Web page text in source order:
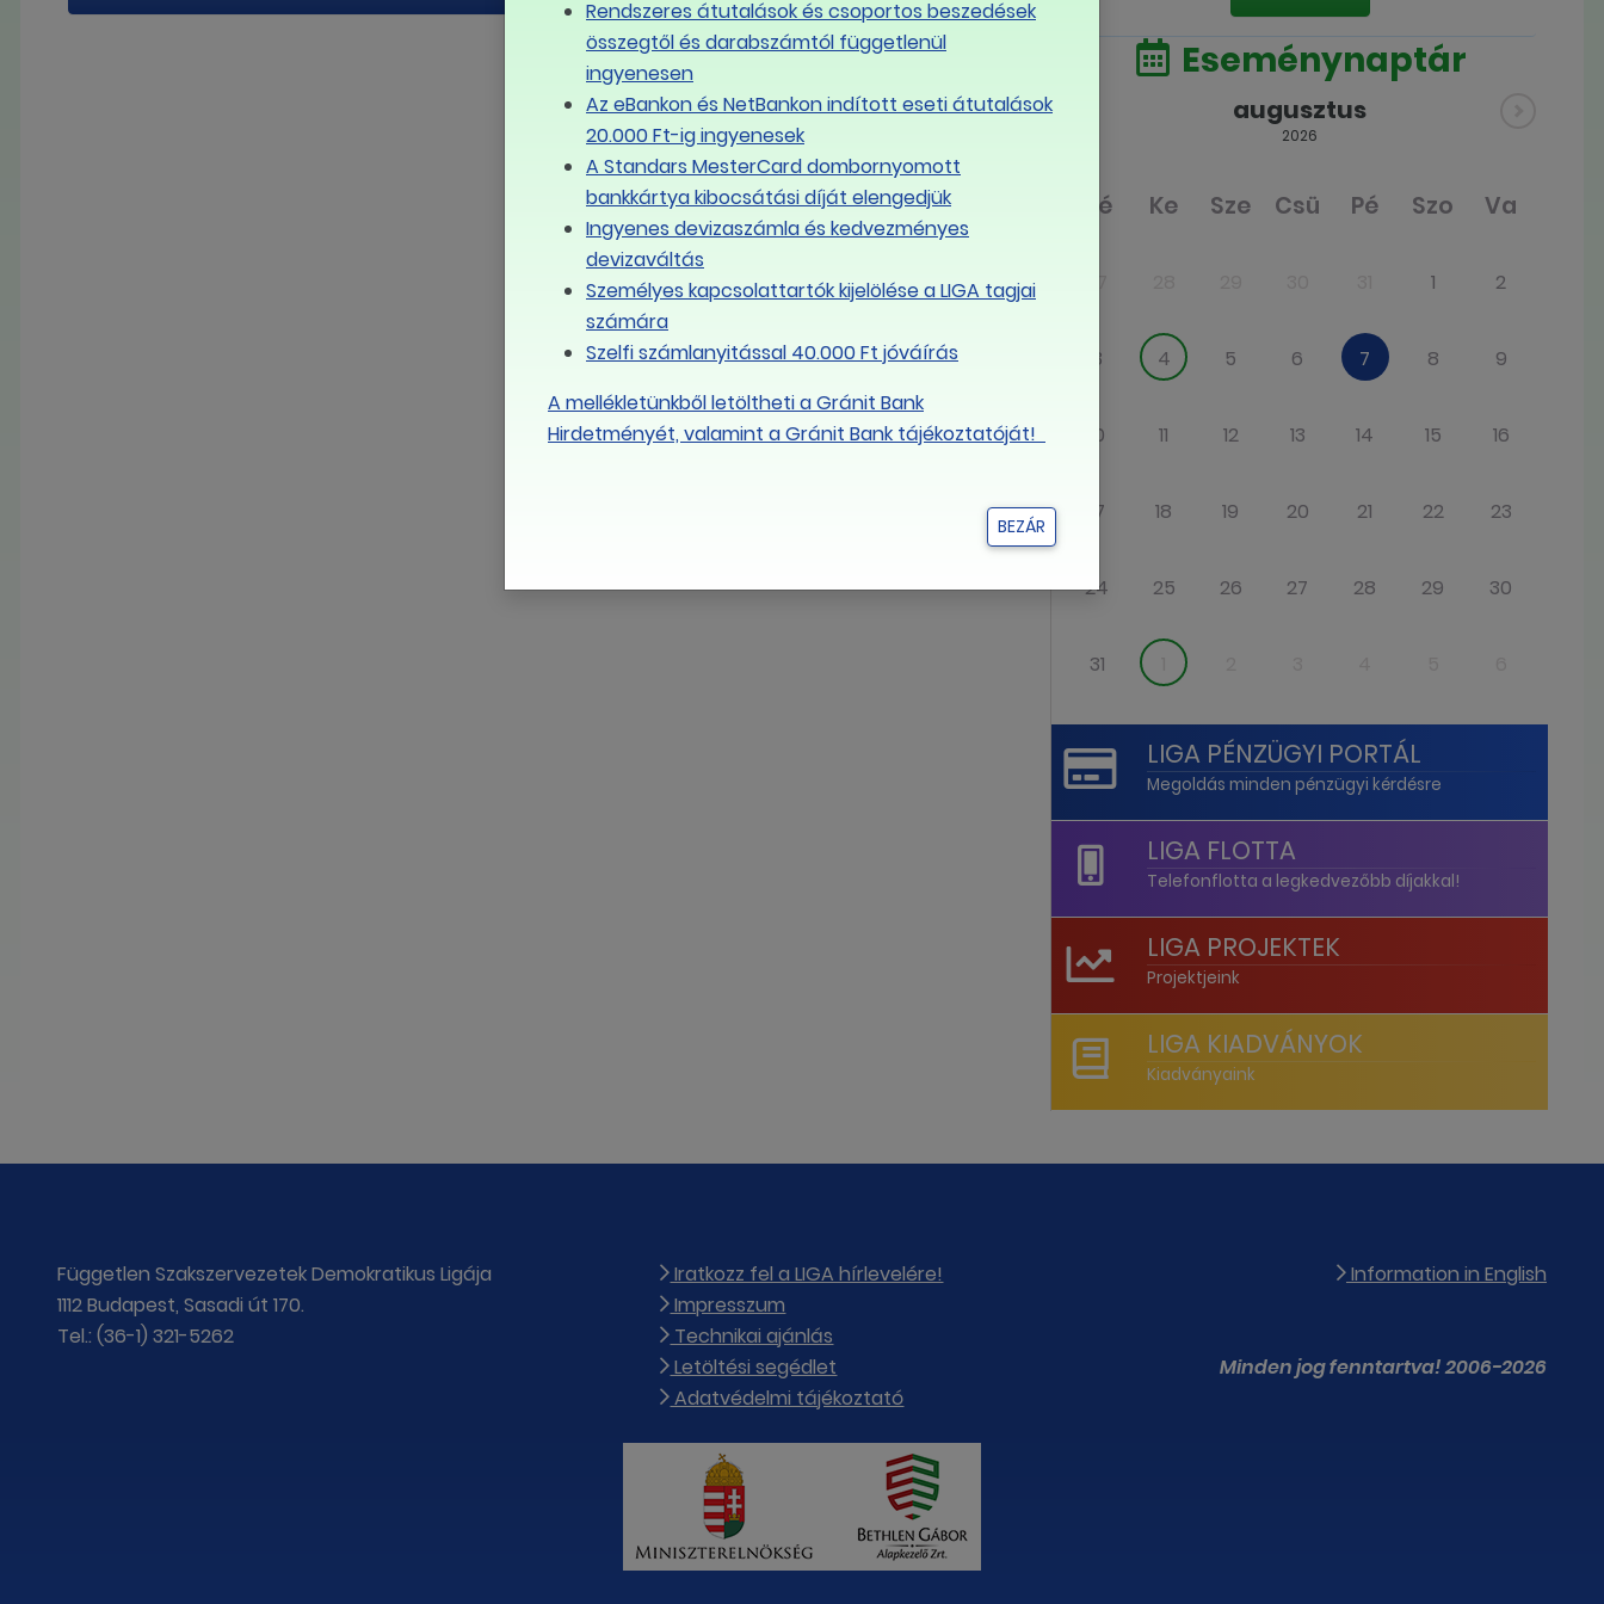
Eseménynaptár
augusztus
2026
Hé Ke Sze Csü Pé Szo Va
1 2
3 4 5 6 7 8 9
10 11 12 13 14 15 16
17 18 19 20 21 22 23
24 25 26 27 28 29 30
31
LIGA PÉNZÜGYI PORTÁL
Megoldás minden pénzügyi kérdésre
LIGA FLOTTA
Telefonflotta a legkedvezőbb díjakkal!
LIGA PROJEKTEK
Projektjeink
LIGA KIADVÁNYOK
Kiadványaink
Rendszeres átutalások és csoportos beszedések
összegtől és darabszámtól függetlenül
ingyenesen
Az eBankon és NetBankon indított eseti átutalások
20.000 Ft-ig ingyenesek
A Standars MesterCard dombornyomott
bankkártya kibocsátási díját elengedjük
Ingyenes devizaszámla és kedvezményes
devizaváltás
Személyes kapcsolattartók kijelölése a LIGA tagjai
számára
Szelfi számlanyitással 40.000 Ft jóváírás
A mellékletünkből letöltheti a Gránit Bank
Hirdetményét, valamint a Gránit Bank tájékoztatóját!
BEZÁR
Független Szakszervezetek Demokratikus Ligája
1112 Budapest, Sasadi út 170.
Tel.: (36-1) 321-5262
Iratkozz fel a LIGA hírlevelére!
Impresszum
Technikai ajánlás
Letöltési segédlet
Adatvédelmi tájékoztató
Information in English
Minden jog fenntartva! 2006-2026